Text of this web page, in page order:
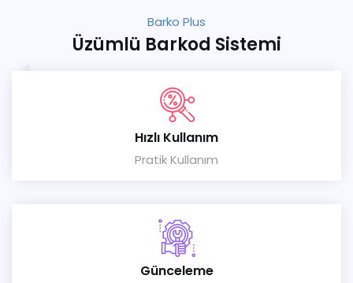
Barko Plus
Üzümlü Barkod Sistemi
Hızlı Kullanım
Pratik Kullanım
Günceleme